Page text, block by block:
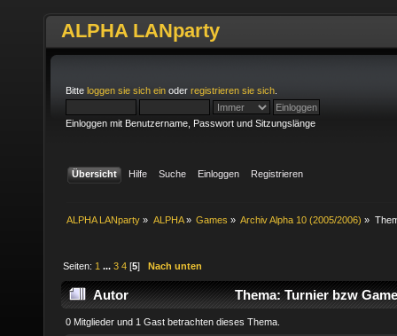
ALPHA LANparty
Bitte loggen sie sich ein oder registrieren sie sich
Einloggen mit Benutzername, Passwort und Sitzungslänge
Übersicht Hilfe Suche Einloggen Registrieren
ALPHA LANparty » ALPHA» Games » Archiv Alpha 10 (2005/2006) »
Seiten: 1 ...3 4 [5]Nach unten
Autor Thema: Turnier bzw
0 Mitglieder und 1 Gast betrachten dieses Thema.